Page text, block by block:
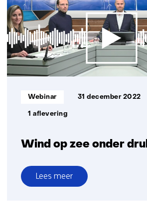
energiesysteem
Wind op zee onder
Informatietype:
Webinar 31 december 2022
1 aflevering
Lees meer
over